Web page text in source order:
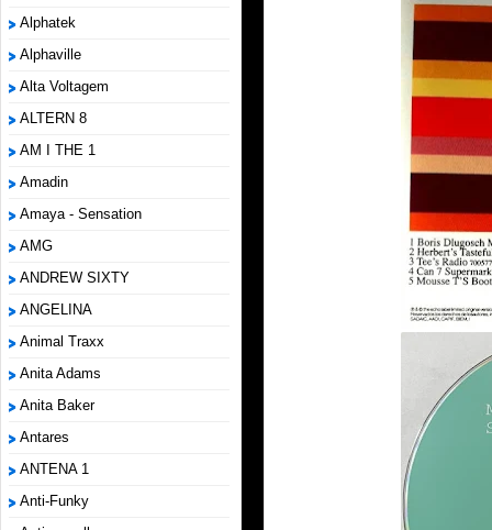
Alphatek
Alphaville
Alta Voltagem
ALTERN 8
AM I THE 1
Amadin
Amaya - Sensation
AMG
ANDREW SIXTY
ANGELINA
Animal Traxx
Anita Adams
Anita Baker
Antares
ANTENA 1
Anti-Funky